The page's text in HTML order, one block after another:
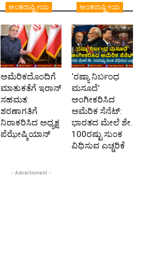
ಅಂತರಾಷ್ಟ್ರೀಯ
ಅಮೆರಿಕದೊಂದಿಗೆ
ಮಾತುಕತೆಗೆ ಇರಾನ್
ಸಹಮತ:
ಶರಣಾಗತಿಗೆ
ನಿರಾಕರಿಸಿದ ಅಧ್ಯಕ್ಷ
ಪೆಝೇಷ್ಕಿಯಾನ್
ಅಂತರಾಷ್ಟ್ರೀಯ
‘ರಷ್ಯಾ ನಿರ್ಬಂಧ
ಮಸೂದೆ’
ಅಂಗೀಕರಿಸಿದ
ಅಮೆರಿಕ ಸೆನೆಟ್:
ಭಾರತದ ಮೇಲೆ ಶೇ.
100ರಷ್ಟು ಸುಂಕ
ವಿಧಿಸುವ ಎಚ್ಚರಿಕೆ
- Advertisment -